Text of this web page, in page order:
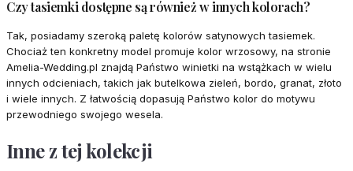
Czy tasiemki dostępne są również w innych kolorach?
Tak, posiadamy szeroką paletę kolorów satynowych tasiemek.
Chociaż ten konkretny model promuje kolor wrzosowy, na stronie
Amelia-Wedding.pl znajdą Państwo winietki na wstążkach w wielu
innych odcieniach, takich jak butelkowa zieleń, bordo, granat, złoto
i wiele innych. Z łatwością dopasują Państwo kolor do motywu
przewodniego swojego wesela.
Inne z tej kolekcji